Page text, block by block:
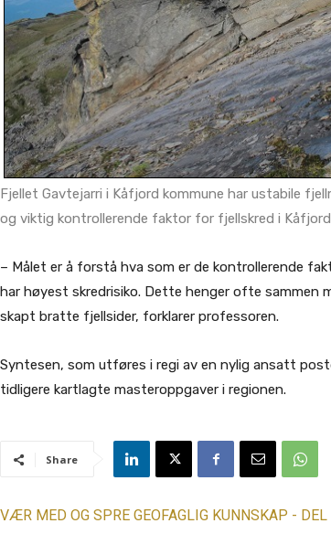
Fjellet Gavtejarri i Kåfjord kommune har ustabile
og viktig kontrollerende faktor for fjellskred i
– Målet er å forstå hva som er de kontrollerende
har høyest skredrisiko. Dette henger ofte sammen
skapt bratte fjellsider, forklarer professoren.
Syntesen, som utføres i regi av en nylig ansatt
tidligere kartlagte masteroppgaver i regionen.
Share
VÆR MED OG SPRE GEOFAGLIG KUNNSKAP -